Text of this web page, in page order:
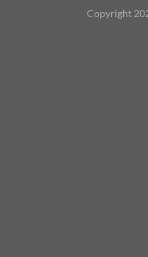
Copyright